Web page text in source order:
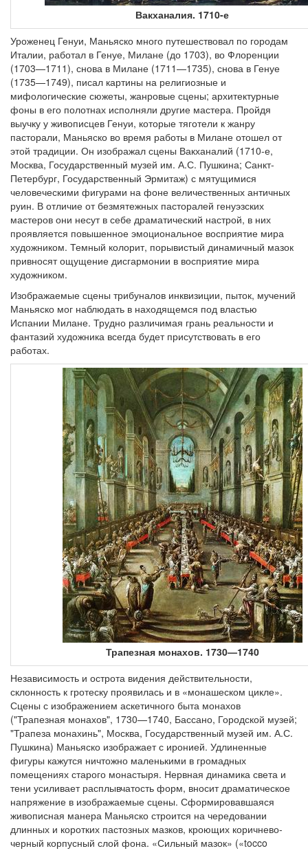
Вакханалия. 1710-е
Уроженец Генуи, Маньяско много путешествовал по городам
Италии, работал в Генуе, Милане (до 1703), во Флоренции
(1703—1711), снова в Милане (1711—1735), снова в Генуе
(1735—1749), писал картины на религиозные и
мифологические сюжеты, жанровые сцены; архитектурные
фоны в его полотнах исполняли другие мастера. Пройдя
выучку у живописцев Генуи, которые тяготели к жанру
пасторали, Маньяско во время работы в Милане отошел от
этой традиции. Он изображал сцены Вакханалий (1710-е,
Москва, Государственный музей им. А.С. Пушкина; Санкт-
Петербург, Государственный Эрмитаж) с мятущимися
человеческими фигурами на фоне величественных античных
руин. В отличие от безмятежных пасторалей генуэзских
мастеров они несут в себе драматический настрой, в них
проявляется повышенное эмоциональное восприятие мира
художником. Темный колорит, порывистый динамичный мазок
привносят ощущение дисгармонии в восприятие мира
художником.
Изображаемые сцены трибуналов инквизиции, пыток, мучений
Маньяско мог наблюдать в находящемся под властью
Испании Милане. Трудно различимая грань реальности и
фантазий художника всегда будет присутствовать в его
работах.
Трапезная монахов. 1730—1740
Независимость и острота видения действительности,
склонность к гротеску проявилась и в «монашеском цикле».
Сцены с изображением аскетичного быта монахов
("Трапезная монахов", 1730—1740, Бассано, Городской музей;
"Трапеза монахинь", Москва, Государственный музей им. А.С.
Пушкина) Маньяско изображает с иронией. Удлиненные
фигуры кажутся ничтожно маленькими в громадных
помещениях старого монастыря. Нервная динамика света и
тени усиливает расплывчатость форм, вносит драматическое
напряжение в изображаемые сцены. Сформировавшаяся
живописная манера Маньяско строится на чередовании
длинных и коротких пастозных мазков, кроющих коричнево-
черный корпусный слой фона. «Сильный мазок» («tocco